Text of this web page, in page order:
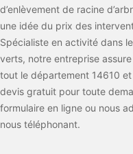
d’enlèvement de racine
une idée du prix des
Spécialiste en activité dans
verts, notre entreprise
tout le département 14610
devis gratuit pour toute
formulaire en ligne ou nous
nous téléphonant.